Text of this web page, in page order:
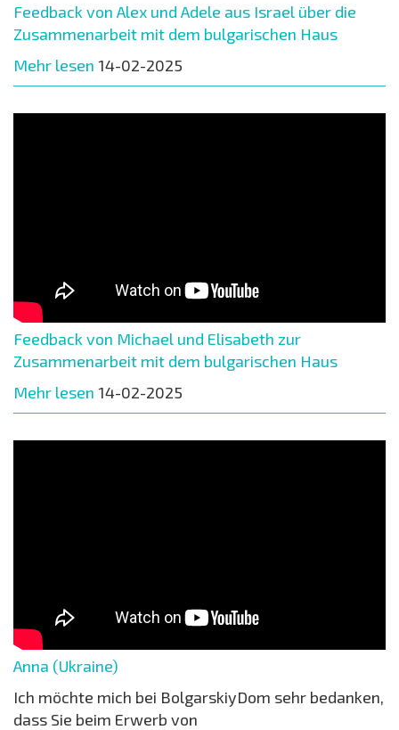
Feedback von Alex und Adele aus Israel über die
Zusammenarbeit mit dem bulgarischen Haus
Mehr lesen 14-02-2025
Feedback von Michael und Elisabeth zur
Zusammenarbeit mit dem bulgarischen Haus
Mehr lesen 14-02-2025
Anna (Ukraine)
Ich möchte mich bei BolgarskiyDom sehr bedanken,
dass Sie beim Erwerb von